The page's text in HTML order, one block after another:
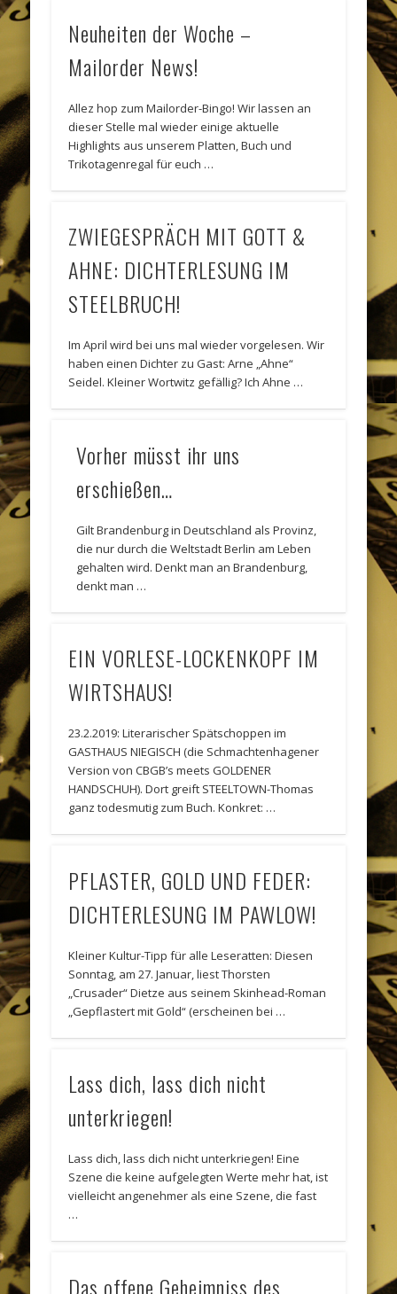
Neuheiten der Woche –
Mailorder News!
Allez hop zum Mailorder-Bingo! Wir lassen an
dieser Stelle mal wieder einige aktuelle
Highlights aus unserem Platten, Buch und
Trikotagenregal für euch …
ZWIEGESPRÄCH MIT GOTT &
AHNE: DICHTERLESUNG IM
STEELBRUCH!
Im April wird bei uns mal wieder vorgelesen. Wir
haben einen Dichter zu Gast: Arne „Ahne“
Seidel. Kleiner Wortwitz gefällig? Ich Ahne …
Vorher müsst ihr uns
erschießen…
Gilt Brandenburg in Deutschland als Provinz,
die nur durch die Weltstadt Berlin am Leben
gehalten wird. Denkt man an Brandenburg,
denkt man …
EIN VORLESE-LOCKENKOPF IM
WIRTSHAUS!
23.2.2019: Literarischer Spätschoppen im
GASTHAUS NIEGISCH (die Schmachtenhagener
Version von CBGB’s meets GOLDENER
HANDSCHUH). Dort greift STEELTOWN-Thomas
ganz todesmutig zum Buch. Konkret: …
PFLASTER, GOLD UND FEDER:
DICHTERLESUNG IM PAWLOW!
Kleiner Kultur-Tipp für alle Leseratten: Diesen
Sonntag, am 27. Januar, liest Thorsten
„Crusader“ Dietze aus seinem Skinhead-Roman
„Gepflastert mit Gold“ (erscheinen bei …
Lass dich, lass dich nicht
unterkriegen!
Lass dich, lass dich nicht unterkriegen! Eine
Szene die keine aufgelegten Werte mehr hat, ist
vielleicht angenehmer als eine Szene, die fast
…
Das offene Geheimniss des